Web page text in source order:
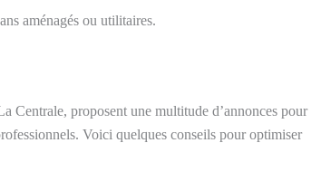
aménagés ou utilitaires.
Centrale, proposent une multitude d’annonces pour
Voici quelques conseils pour optimiser